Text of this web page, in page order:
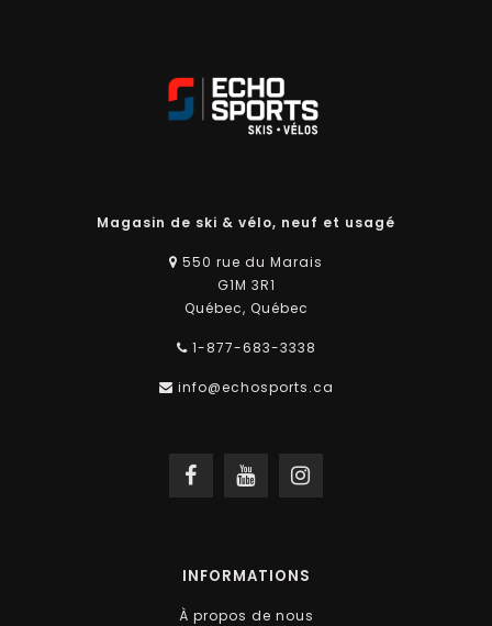
Magasin de ski & vélo, neuf et usagé
550 rue du Marais
G1M 3R1
Québec, Québec
1-877-683-3338
info@echosports.ca
INFORMATIONS
À propos de nous